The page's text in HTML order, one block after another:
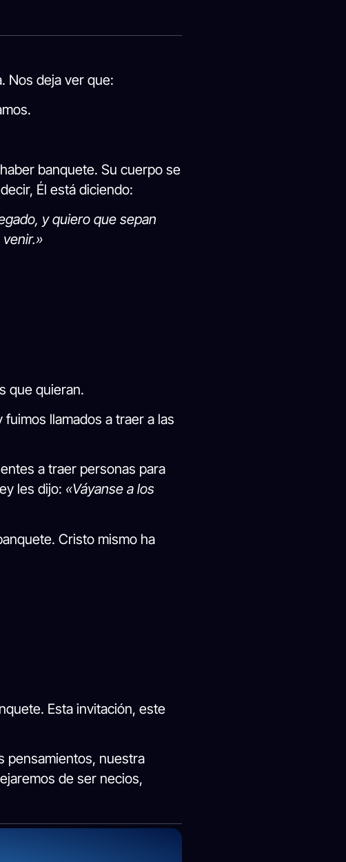
Nos deja ver que:
banquete. Su cuerpo se
Él está diciendo:
y quiero que sepan
que quieran.
llamados a traer a las
a traer personas para
les dijo: «Váyanse a los
Cristo mismo ha
Esta invitación, este
pensamientos, nuestra
de ser necios,